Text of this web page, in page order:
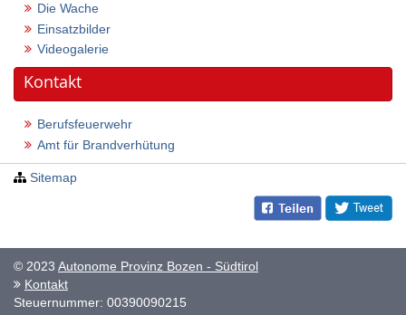
Die Wache
Einsatzbilder
Videogalerie
Kontakt
Berufsfeuerwehr
Amt für Brandverhütung
Sitemap
© 2023 Autonome Provinz Bozen - Südtirol
Kontakt
Steuernummer: 00390090215